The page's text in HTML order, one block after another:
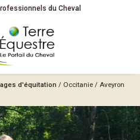
du Cheval
d'équitation / Occitanie /Aveyron